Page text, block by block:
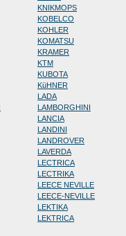
KNIKMOPS
KOBELCO
KOHLER
KOMATSU
KRAMER
KTM
KUBOTA
KüHNER
LADA
LAMBORGHINI
LANCIA
LANDINI
LANDROVER
LAVERDA
LECTRICA
LECTRIKA
LEECE NEVILLE
LEECE-NEVILLE
LEKTIKA
LEKTRICA